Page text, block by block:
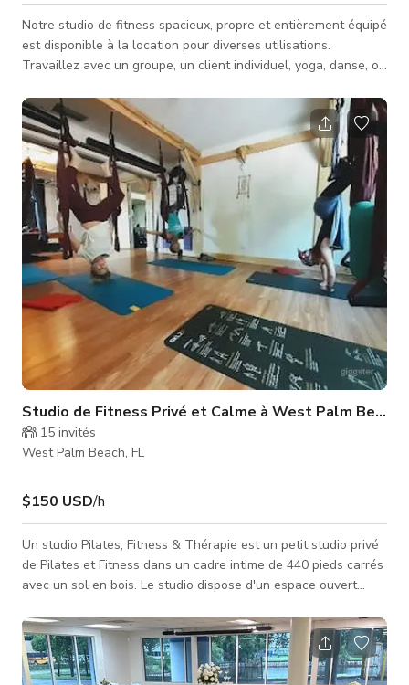
Notre studio de fitness spacieux, propre et entièrement équipé
est disponible à la location pour diverses utilisations.
Travaillez avec un groupe, un client individuel, yoga, danse, ou
Tous les instructeurs de fitness & entraîneurs personnels
doivent être certifiés et assurés pour louer l'espace au studio.
Notre objectif est de vous aider à développer votre entreprise
et de fournir une excellente installation à un prix a
Studio de Fitness Privé et Calme à West Palm Beach
15 invités
West Palm Beach, FL
$150 USD/h
Un studio Pilates, Fitness & Thérapie est un petit studio privé
de Pilates et Fitness dans un cadre intime de 440 pieds carrés
avec un sol en bois. Le studio dispose d'un espace ouvert
aérien suspendus au plafond en poutres de bois. Le matériel
peut être déplacé pour libérer l'espace. Il y a la climatisation
et 3 machines de filtration. Il y a aussi une table de massage.